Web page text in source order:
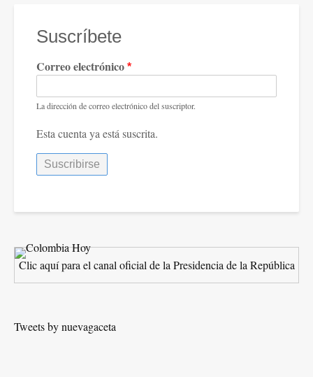
Suscríbete
Correo electrónico
La dirección de correo electrónico del suscriptor.
Esta cuenta ya está suscrita.
Clic aquí para el canal oficial de la Presidencia de la República
Tweets by nuevagaceta